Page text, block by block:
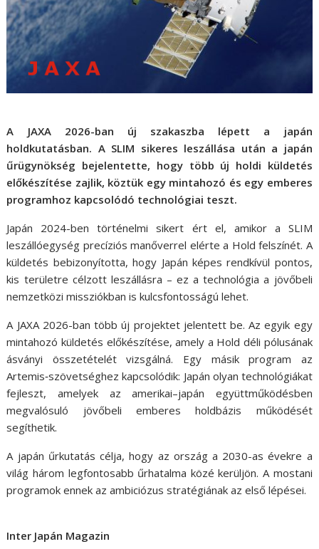
A JAXA 2026-ban új szakaszba lépett a japán
holdkutatásban. A SLIM sikeres leszállása után a japán
űrügynökség bejelentette, hogy több új holdi küldetés
előkészítése zajlik, köztük egy mintahozó és egy emberes
programhoz kapcsolódó technológiai teszt.
Japán 2024-ben történelmi sikert ért el, amikor a SLIM
leszállóegység precíziós manőverrel elérte a Hold felszínét. A
küldetés bebizonyította, hogy Japán képes rendkívül pontos,
kis területre célzott leszállásra – ez a technológia a jövőbeli
nemzetközi missziókban is kulcsfontosságú lehet.
A JAXA 2026-ban több új projektet jelentett be. Az egyik egy
mintahozó küldetés előkészítése, amely a Hold déli pólusának
ásványi összetételét vizsgálná. Egy másik program az
Artemis‑szövetséghez kapcsolódik: Japán olyan technológiákat
fejleszt, amelyek az amerikai–japán együttműködésben
megvalósuló jövőbeli emberes holdbázis működését
segíthetik.
A japán űrkutatás célja, hogy az ország a 2030-as évekre a
világ három legfontosabb űrhatalma közé kerüljön. A mostani
programok ennek az ambiciózus stratégiának az első lépései.
Inter Japán Magazin